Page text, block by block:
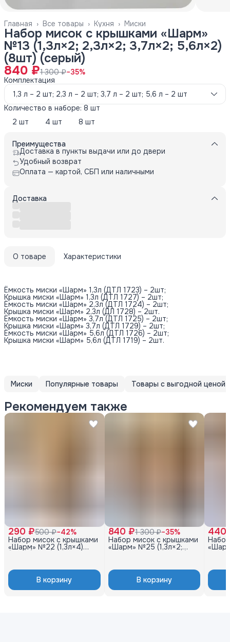
Миски
Кухня ›
Все товары ›
Главная ›
Набор мисок с крышками «Шарм»
№13 (1,3л×2; 2,3л×2; 3,7л×2; 5,6л×2)
(8шт) (серый)
840 ₽1 300 ₽−35%
Комплектация
1,3 л – 2 шт; 2,3 л – 2 шт; 3,7 л – 2 шт; 5,6 л – 2 шт
Количество в наборе: 8 шт
2 шт
4 шт 8 шт
Преимущества
Доставка в пункты выдачи или до двери
Удобный возврат
Оплата — картой, СБП или наличными
Доставка
О товаре Характеристики
Ёмкость миски «Шарм» 1,3л (ДТЛ 1723) – 2шт;
Крышка миски «Шарм» 1,3л (ДТЛ 1727) – 2шт;
Ёмкость миски «Шарм» 2,3л (ДТЛ 1724) – 2шт;
Крышка миски «Шарм» 2,3л (ДЛ 1728) – 2шт.
Ёмкость миски «Шарм» 3,7л (ДТЛ 1725) – 2шт;
Крышка миски «Шарм» 3,7л (ДТЛ 1729) – 2шт;
Ёмкость миски «Шарм» 5,6л (ДТЛ 1726) – 2шт;
Крышка миски «Шарм» 5,6л (ДТЛ 1719) – 2шт.
Миски Популярные товары Товары с выгодной ценой
Рекомендуем также
290 ₽500 ₽−42%
Набор мисок с крышками
«Шарм» №22 (1,3л×4)
В корзину
840 ₽1 300 ₽−35%
Набор мисок с крышками
«Шарм» №25 (1,3л×2;
В корзину
440